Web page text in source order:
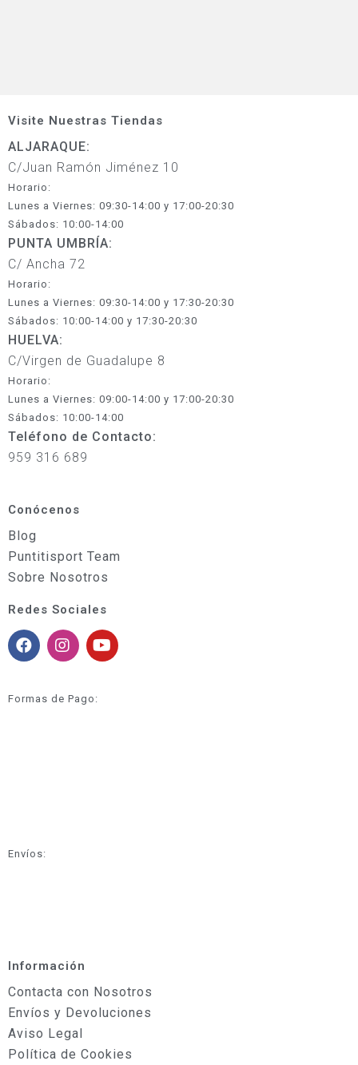
Visite Nuestras Tiendas
ALJARAQUE:
C/Juan Ramón Jiménez 10
Horario:
Lunes a Viernes: 09:30-14:00 y 17:00-20:30
Sábados: 10:00-14:00
PUNTA UMBRÍA:
C/ Ancha 72
Horario:
Lunes a Viernes: 09:30-14:00 y 17:30-20:30
Sábados: 10:00-14:00 y 17:30-20:30
HUELVA:
C/Virgen de Guadalupe 8
Horario:
Lunes a Viernes: 09:00-14:00 y 17:00-20:30
Sábados: 10:00-14:00
Teléfono de Contacto:
959 316 689
Conócenos
Blog
Puntitisport Team
Sobre Nosotros
Redes Sociales
Formas de Pago:
Envíos:
Información
Contacta con Nosotros
Envíos y Devoluciones
Aviso Legal
Política de Cookies